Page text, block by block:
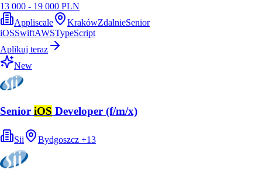
13 000 - 19 000 PLN
Appliscale
KrakówZdalnieSenior
iOSSwiftAWSTypeScript
Aplikuj teraz
New
Senior iOS Developer (f/m/x)
Sii Bydgoszcz +13